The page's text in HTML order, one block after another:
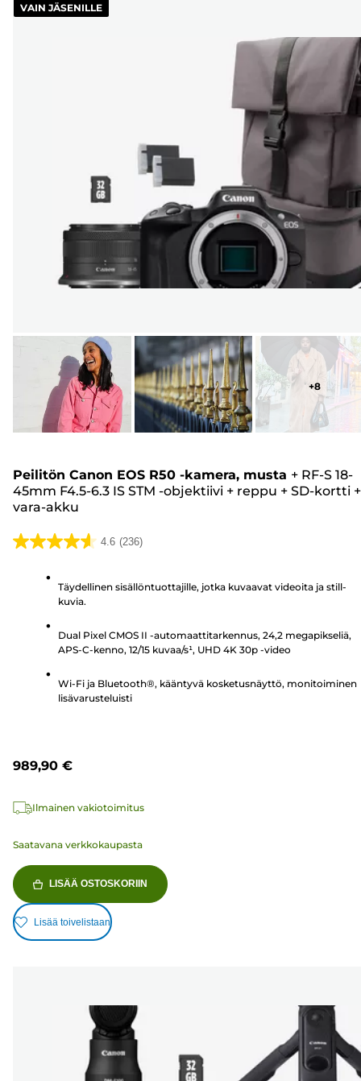
VAIN JÄSENILLE
+8
Peilitön Canon EOS R50 -kamera, musta + RF-S 18-
45mm F4.5-6.3 IS STM -objektiivi + reppu + SD-kortti +
vara-akku
4.6 (236)
4.6/5
arvostelua
Täydellinen sisällöntuottajille, jotka kuvaavat videoita ja still-
kuvia.
Dual Pixel CMOS II -automaattitarkennus, 24,2 megapikseliä,
APS-C-kenno, 12/15 kuvaa/s¹, UHD 4K 30p -video
Wi-Fi ja Bluetooth®, kääntyvä kosketusnäyttö, monitoiminen
lisävarusteluisti
989,90 €
Ilmainen vakiotoimitus
Saatavana verkkokaupasta
LISÄÄ OSTOSKORIIN
Lisää toivelistaan